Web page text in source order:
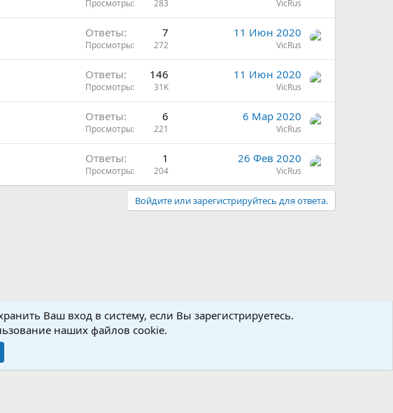
Просмотры 283 VicRus
Ответы 7
Просмотры 272
11 Июн 2020
VicRus
Ответы 146
Просмотры 31K
11 Июн 2020
VicRus
Ответы 6
Просмотры 221
6 Мар 2020
VicRus
Ответы 1
Просмотры 204
26 Фев 2020
VicRus
Войдите или зарегистрируйтесь для ответа.
и правила Политика конфиденциальности
Ваш вход в систему, если Вы зарегистрируетесь.
наших файлов cookie.